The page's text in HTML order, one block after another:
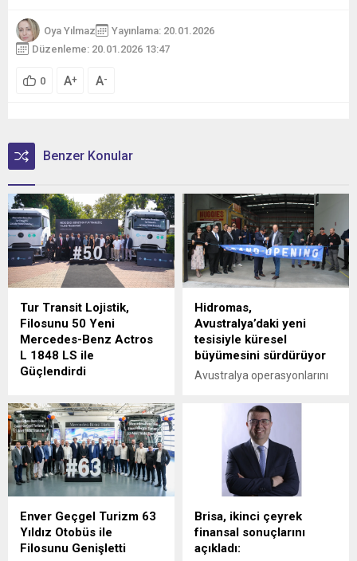
Oya Yılmaz
Yayınlama: 20.01.2026
Düzenleme: 20.01.2026 13:47
0 A+ A-
Benzer Konular
Tur Transit Lojistik,
Filosunu 50 Yeni
Mercedes-Benz Actros
L 1848 LS ile
Güçlendirdi
yılından bu yana uluslararası
lojistik alanında faaliyet
gösteren Tur Transit
Lojistik’e 50 adet Mercedes-
Benz Actros L 1848 LS
teslimatı gerçekleştirdi.
Hidromas,
Avustralya’daki yeni
tesisiyle küresel
büyümesini sürdürüyor
Avustralya operasyonlarını
Epping'deki yeni tesisinin
açılışıyla güçlendiren
Hidromas, küresel çapta
genişlemeye devam ediyor.
Enver Geçgel Turizm 63
Yıldız Otobüs ile
Filosunu Genişletti
Brisa, ikinci çeyrek
finansal sonuçlarını
açıkladı: